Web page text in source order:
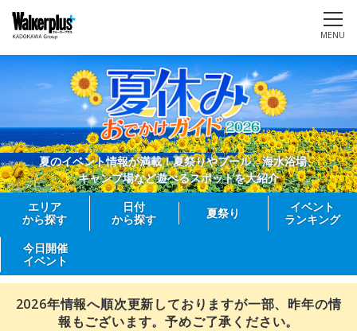
MENU
夏のイベント情報が満載！夏祭りやプール、海水浴場、
キャンプ場など遊べるスポットを大紹介
エリア
から探す
日付
から探す
夏祭り
イベント
ランキング
今日開催
イベント
2026年情報へ順次更新しておりますが一部、昨年の情
報もございます。予めご了承ください。